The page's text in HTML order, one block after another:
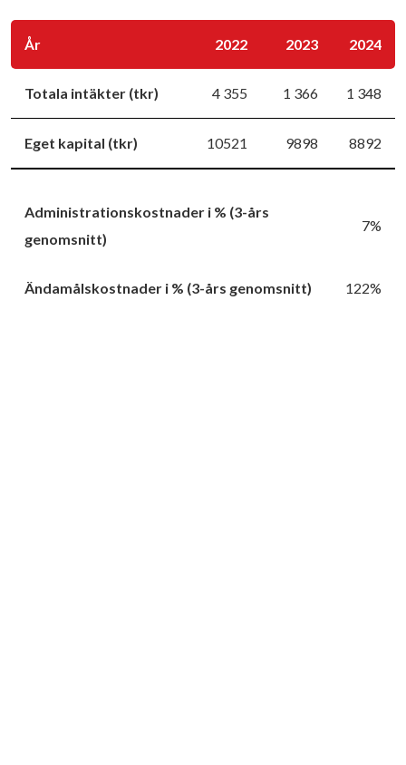
År 2022 2023 2024
Totala intäkter (tkr) 4 355 1 366 1 348
Eget kapital (tkr) 10521 9898 8892
Administrationskostnader i % (3-års
genomsnitt)
7%
Ändamålskostnader i % (3-års genomsnitt) 122%